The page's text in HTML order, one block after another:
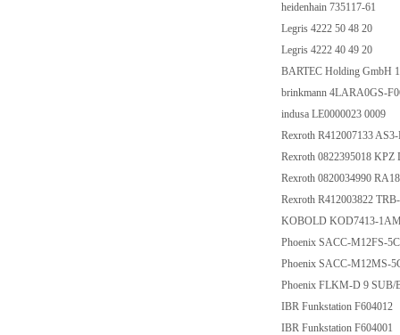
heidenhain 735117-61
Legris 4222 50 48 20
Legris 4222 40 49 20
BARTEC Holding GmbH
brinkmann 4LARA0GS-
indusa LE0000023 0009
Rexroth R412007133
Rexroth 0822395018 KPZ
Rexroth 0820034990
Rexroth R412003822
KOBOLD KOD7413-
Phoenix SACC-M12FS-
Phoenix SACC-M12MS-
Phoenix FLKM-D 9 SUB/
IBR Funkstation F604012
IBR Funkstation F604001